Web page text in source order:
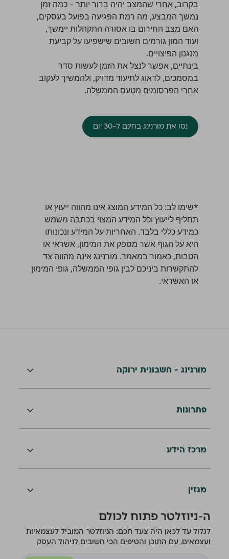
בקרוב, אחרי שהמצב יהיה ברור יותר – כמה זמן
נמשך המבצע, מה רמת הפגיעה בפועל בעסקים,
האם מצב החירום בו אסורה התקהלות יימשך,
ועוד המון גורמים חשובים שישפיעו על קביעת
מנגנון הפיצויים.
בינתיים, אפשר לנצל את הזמן לעשות סדר
במסמכים, לדאוג לתיעוד מדויק, ולהמשיך לעקוב
אחרי הפרסומים מטעם הממשלה.
נסו את מורנינג בחינם ל-30 יום
*שימו לב: כל המידע המוצג אינו מהווה ייעוץ או
תחליף לייעוץ וכל המידע המצוי בכתבה משמש
כמידע כללי בלבד. האחריות על המידע ונכונותו
היא על הגוף אשר מספק את המימון, אשראי או
הטבות, כאמור במאמר. מורנינג אינה מהווה צד
להתקשרות ביניכם לבין גופי הממשלה, גופי המימון
או האשראי.
מורנינג - חשבונית ירוקה
פתרונות
מרכז הידע
מגזין
ה-ניוזלטר פתוח לכולם
לגלול עד לכאן היה צעד חכם: הניוזלטר המוביל לעצמאיות
ועצמאים, עם התוכן והטיפים הכי חשובים לניהול העסק